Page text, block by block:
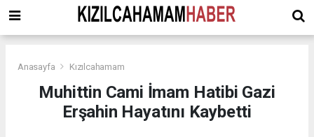
Anasayfa Kızılcahamam
Muhittin Cami İmam Hatibi Gazi
Erşahin Hayatını Kaybetti